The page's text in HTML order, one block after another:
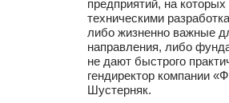
предприятий, на
техническими
либо жизненно важные
направления, либо
не дают быстрого
гендиректор компании
Шустерняк.